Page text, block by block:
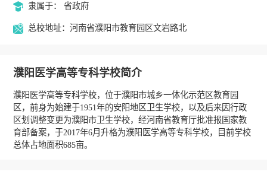
隶属于： 省政府
总校地址：河南省濮阳市教育园区文岩路北
濮阳医学高等专科学校简介
濮阳医学高等专科学校，位于濮阳市城乡一体化示范区教育园
区，前身为始建于1951年的安阳地区卫生学校，以及后来因行政
区划调整变更为濮阳市卫生学校，经河南省教育厅批准报国家教
育部备案，于2017年6月升格为濮阳医学高等专科学校，目前学校
总体占地面积685亩。